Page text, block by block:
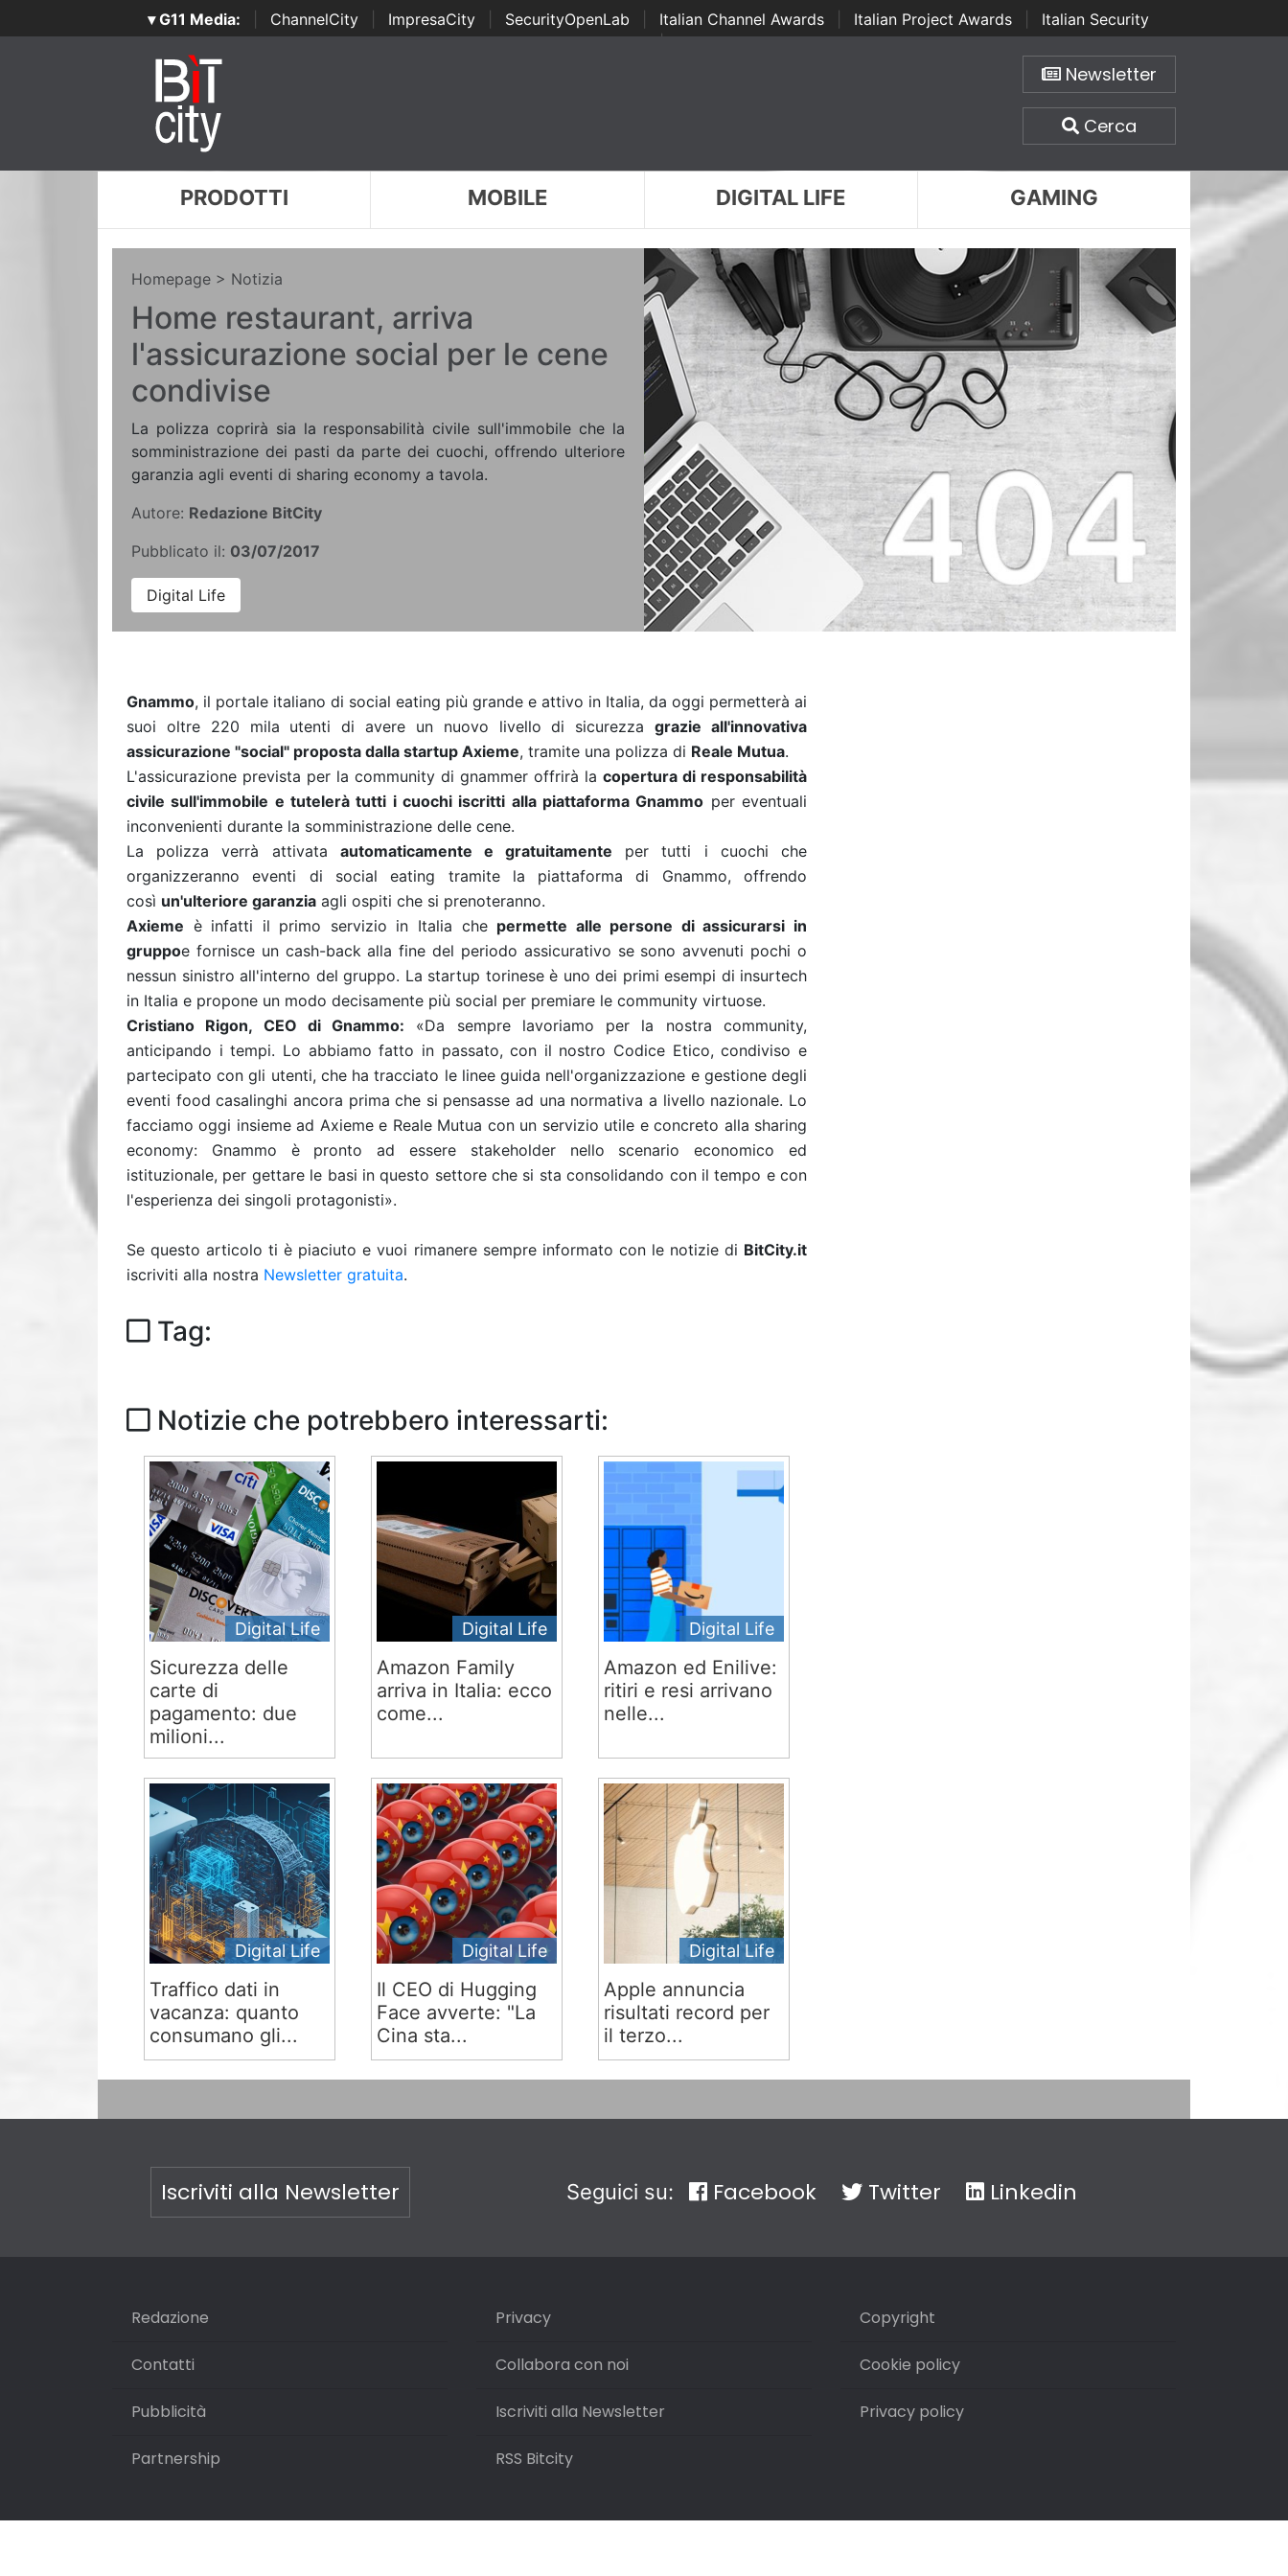
▾ G11 Media: ChannelCity ImpresaCity SecurityOpenLab Italian Channel Awards Italian Project Awards
Italian Security
Awards | ...
Newsletter
Cerca
PRODOTTI MOBILE DIGITAL LIFE GAMING
Homepage > Notizia
Home restaurant, arriva
l'assicurazione social per le cene
condivise
La polizza coprirà sia la responsabilità civile sull'immobile che la
somministrazione dei pasti da parte dei cuochi, offrendo ulteriore
garanzia agli eventi di sharing economy a tavola.
Autore: Redazione BitCity
Pubblicato il: 03/07/2017
Digital Life
Gnammo, il portale italiano di social eating più grande e attivo in Italia, da oggi permetterà ai
suoi oltre 220 mila utenti di avere un nuovo livello di sicurezzagrazie all'innovativa
assicurazione "social" proposta dalla startup Axieme, tramite una polizza di Reale Mutua.
L'assicurazione prevista per la community di gnammer offrirà la copertura di responsabilità
civile sull'immobile e tutelerà tutti i cuochi iscritti alla piattaforma Gnammo per eventuali
inconvenienti durante la somministrazione delle cene.
La polizza verrà attivata automaticamente e gratuitamente per tutti i cuochi che
organizzeranno eventi di social eating tramite la piattaforma di Gnammo, offrendo
così un'ulteriore garanzia agli ospiti che si prenoteranno.
Axieme è infatti il primo servizio in Italia che permette alle persone di assicurarsi in
gruppoe fornisce un cash-back alla fine del periodo assicurativo se sono avvenuti pochi o
nessun sinistro all'interno del gruppo. La startup torinese è uno dei primi esempi di insurtech
in Italia e propone un modo decisamente più social per premiare le community virtuose.
Cristiano Rigon, CEO di Gnammo: «Da sempre lavoriamo per la nostra community,
anticipando i tempi. Lo abbiamo fatto in passato, con il nostro Codice Etico, condiviso e
partecipato con gli utenti, che ha tracciato le linee guida nell'organizzazione e gestione degli
eventi food casalinghi ancora prima che si pensasse ad una normativa a livello nazionale. Lo
facciamo oggi insieme ad Axieme e Reale Mutua con un servizio utile e concreto alla sharing
economy: Gnammo è pronto ad essere stakeholder nello scenario economico ed
istituzionale, per gettare le basi in questo settore che si sta consolidando con il tempo e con
l'esperienza dei singoli protagonisti».
Se questo articolo ti è piaciuto e vuoi rimanere sempre informato con le notizie di BitCity.it
iscriviti alla nostra Newsletter gratuita.
Tag:
Notizie che potrebbero interessarti:
Digital Life
Sicurezza delle
carte di
pagamento: due
milioni...
Digital Life
Amazon Family
arriva in Italia: ecco
come...
Digital Life
Amazon ed Enilive:
ritiri e resi arrivano
nelle...
Digital Life
Traffico dati in
vacanza: quanto
consumano gli...
Digital Life
Il CEO di Hugging
Face avverte: "La
Cina sta...
Digital Life
Apple annuncia
risultati record per
il terzo...
Iscriviti alla Newsletter Seguici su: Facebook Twitter Linkedin
Redazione
Contatti
Pubblicità
Partnership
Privacy
Collabora con noi
Iscriviti alla Newsletter
RSS Bitcity
Copyright
Cookie policy
Privacy policy